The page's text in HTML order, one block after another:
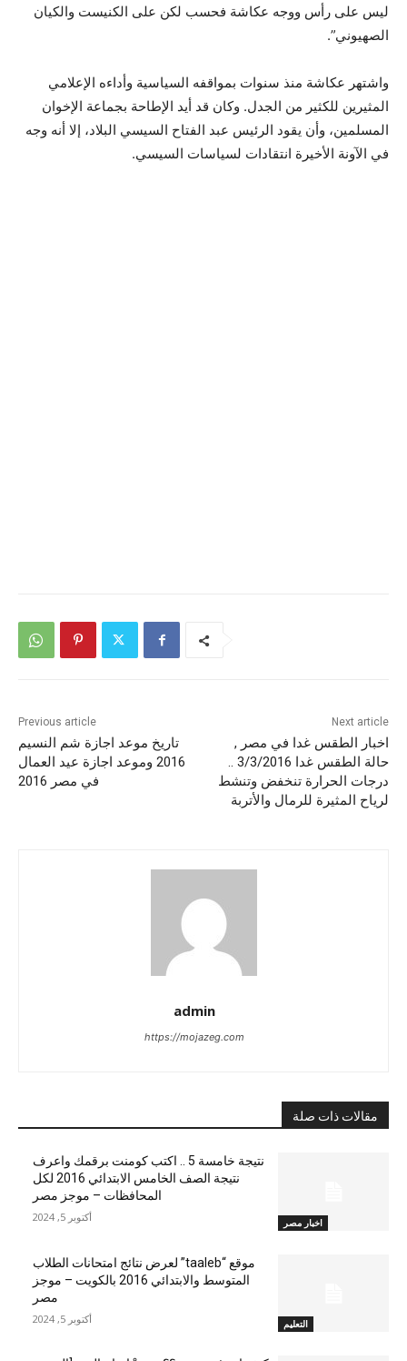
ليس على رأس ووجه عكاشة فحسب لكن على الكنيست والكيان
الصهيوني”.
واشتهر عكاشة منذ سنوات بمواقفه السياسية وأداءه الإعلامي
المثيرين للكثير من الجدل. وكان قد أيد الإطاحة بجماعة الإخوان
المسلمين، وأن يقود الرئيس عبد الفتاح السيسي البلاد، إلا أنه وجه
في الآونة الأخيرة انتقادات لسياسات السيسي.
Previous article
تاريخ موعد اجازة شم النسيم
2016 وموعد اجازة عيد العمال
في مصر 2016
Next article
اخبار الطقس غدا في مصر ,
حالة الطقس غدا 3/3/2016 ..
درجات الحرارة تنخفض وتنشط
لرياح المثيرة للرمال والأتربة
admin
https://mojazeg.com
مقالات ذات صلة
اخبار مصر
نتيجة خامسة 5 .. اكتب كومنت برقمك واعرف
نتيجة الصف الخامس الابتدائي 2016 لكل
المحافظات – موجز مصر
أكتوبر 5, 2024
التعليم
موقع “taaleb” لعرض نتائج امتحانات الطلاب
المتوسط والابتدائي 2016 بالكويت – موجز
مصر
أكتوبر 5, 2024